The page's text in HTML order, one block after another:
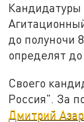
до полуночи
определят
Своего
Россия". За
Дмитрий